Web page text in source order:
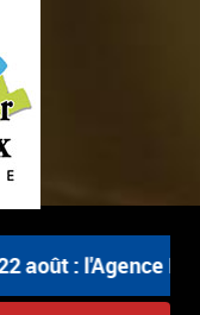
août : l'Agence